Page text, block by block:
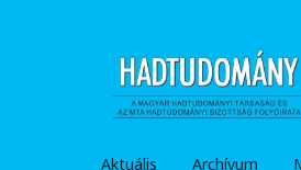
Aktuális Archívum